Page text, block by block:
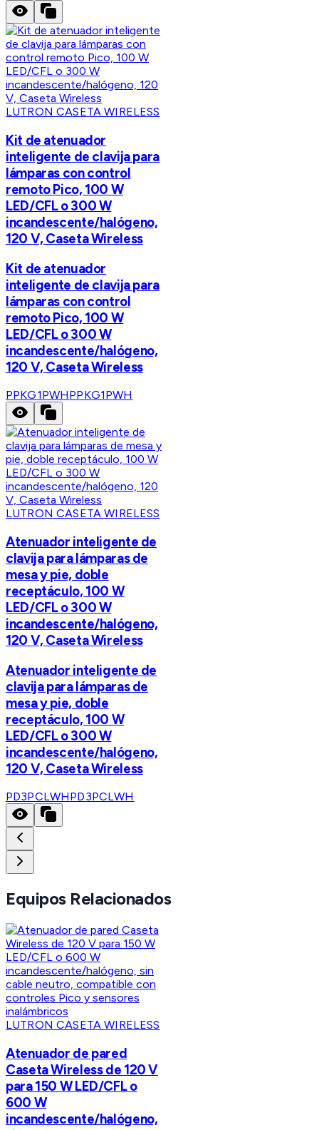
LUTRON CASETA WIRELESS
Kit de atenuador
inteligente de clavija para
lámparas con control
remoto Pico, 100 W
LED/CFL o 300 W
incandescente/halógeno,
120 V, Caseta Wireless
Kit de atenuador
inteligente de clavija para
lámparas con control
remoto Pico, 100 W
LED/CFL o 300 W
incandescente/halógeno,
120 V, Caseta Wireless
PPKG1PWHPPKG1PWH
LUTRON CASETA WIRELESS
Atenuador inteligente de
clavija para lámparas de
mesa y pie, doble
receptáculo, 100 W
LED/CFL o 300 W
incandescente/halógeno,
120 V, Caseta Wireless
Atenuador inteligente de
clavija para lámparas de
mesa y pie, doble
receptáculo, 100 W
LED/CFL o 300 W
incandescente/halógeno,
120 V, Caseta Wireless
PD3PCLWHPD3PCLWH
Equipos Relacionados
LUTRON CASETA WIRELESS
Atenuador de pared
Caseta Wireless de 120 V
para 150 W LED/CFL o
600 W
incandescente/halógeno,